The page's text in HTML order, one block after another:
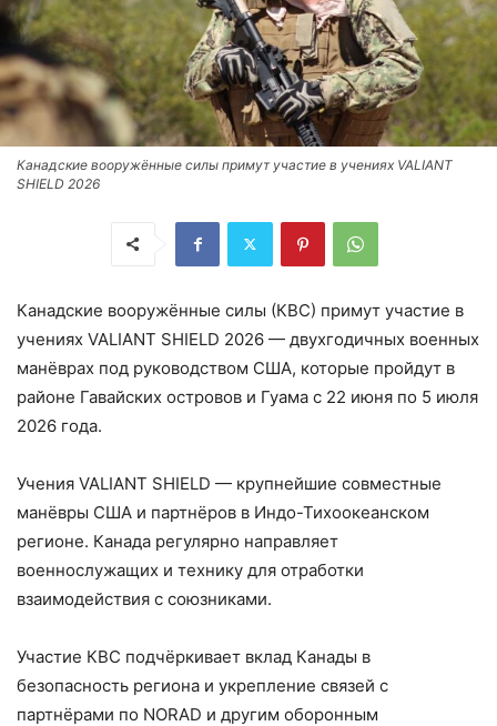
Канадские вооружённые силы примут участие в учениях VALIANT
SHIELD 2026
Канадские вооружённые силы (КВС) примут участие в
учениях VALIANT SHIELD 2026 — двухгодичных военных
манёврах под руководством США, которые пройдут в
районе Гавайских островов и Гуама с 22 июня по 5 июля
2026 года.
Учения VALIANT SHIELD — крупнейшие совместные
манёвры США и партнёров в Индо-Тихоокеанском
регионе. Канада регулярно направляет
военнослужащих и технику для отработки
взаимодействия с союзниками.
Участие КВС подчёркивает вклад Канады в
безопасность региона и укрепление связей с
партнёрами по NORAD и другим оборонным